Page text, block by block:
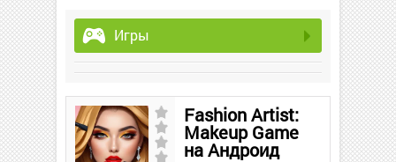
Игры
Fashion Artist:
Makeup Game
на Андроид